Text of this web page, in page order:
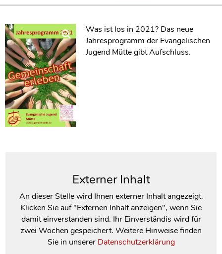
Was ist los in 2021? Das neue
Jahresprogramm der Evangelischen
Jugend Mütte gibt Aufschluss.
Externer Inhalt
An dieser Stelle wird Ihnen externer Inhalt angezeigt.
Klicken Sie auf "Externen Inhalt anzeigen", wenn Sie
damit einverstanden sind. Ihr Einverständis wird für
zwei Wochen gespeichert. Weitere Hinweise finden
Sie in unserer Datenschutzerklärung